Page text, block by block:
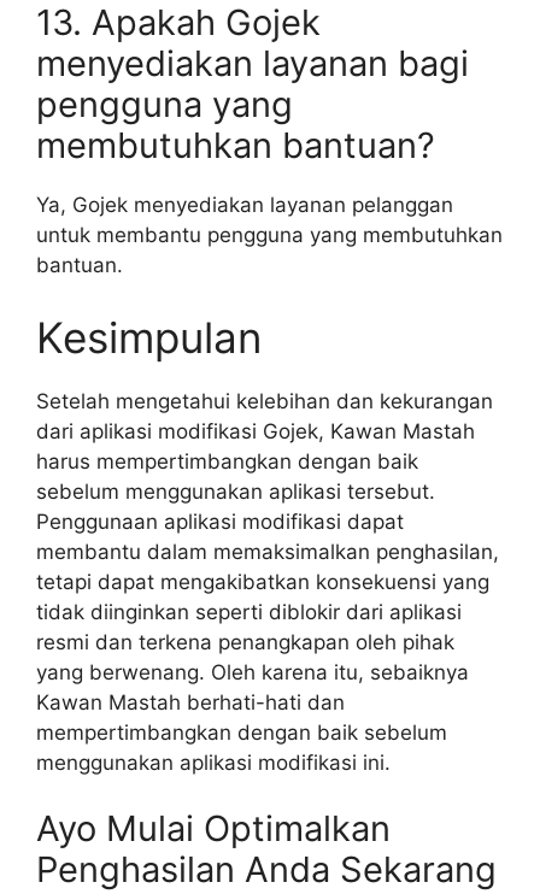
13. Apakah Gojek
menyediakan layanan bagi
pengguna yang
membutuhkan bantuan?
Ya, Gojek menyediakan layanan pelanggan
untuk membantu pengguna yang membutuhkan
bantuan.
Kesimpulan
Setelah mengetahui kelebihan dan kekurangan
dari aplikasi modifikasi Gojek, Kawan Mastah
harus mempertimbangkan dengan baik
sebelum menggunakan aplikasi tersebut.
Penggunaan aplikasi modifikasi dapat
membantu dalam memaksimalkan penghasilan,
tetapi dapat mengakibatkan konsekuensi yang
tidak diinginkan seperti diblokir dari aplikasi
resmi dan terkena penangkapan oleh pihak
yang berwenang. Oleh karena itu, sebaiknya
Kawan Mastah berhati-hati dan
mempertimbangkan dengan baik sebelum
menggunakan aplikasi modifikasi ini.
Ayo Mulai Optimalkan
Penghasilan Anda Sekarang